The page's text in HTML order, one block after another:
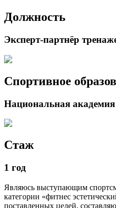
Должность
Эксперт-партнёр
Спортивное
Национальная академия
Стаж
1 год
Являюсь выступающим
категории «фитнес
поставленных целей,